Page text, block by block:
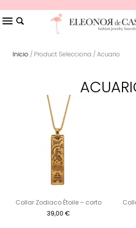
Inicio / Product Selecciona / Acuario
Collar Zodiaco Étoile – corto
39,00 €